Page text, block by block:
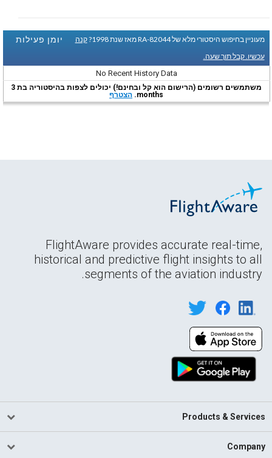
יומן פעילות מעוניין בחיפוש היסטורי מלא של RA-82044 מאז שנת 1998?
קנה
עכשיו. קבל תוך שעה.
No Recent History Data
משתמשים רשומים (הרישום הוא קל ובחינם!) יכולים לצפות בהיסטוריה בת 3
months. הצטרף
FlightAware provides accurate real-time,
historical and predictive flight insights to all
segments of the aviation industry.
Products & Services
Company